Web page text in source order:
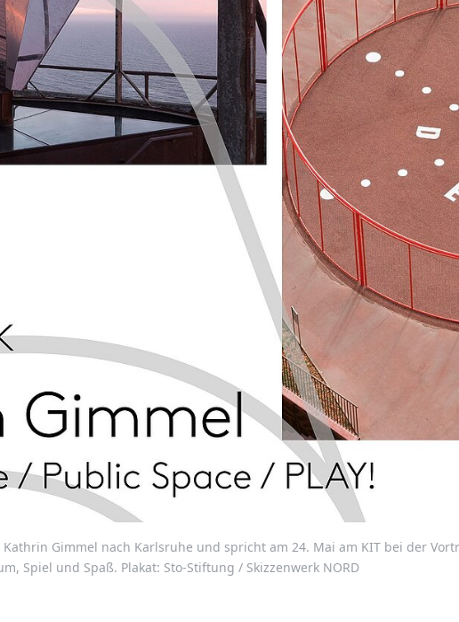
Kathrin Gimmel nach Karlsruhe und spricht am 24. Mai am KIT bei der
Spiel und Spaß. Plakat: Sto-Stiftung / Skizzenwerk NORD